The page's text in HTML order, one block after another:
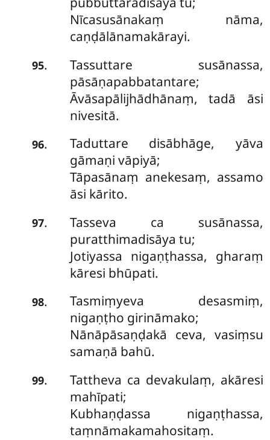
Nīcasusānakaṃ nāma,
caṇḍālānamakārayi.
95.
Tassuttare susānassa,
pāsāṇapabbatantare;
Āvāsapālijhādhānaṃ, tadā āsi
nivesitā.
96. Taduttare disābhāge, yāva
gāmaṇi vāpiyā;
Tāpasānaṃ anekesaṃ, assamo
āsi kārito.
97.
Tasseva ca susānassa,
puratthimadisāya tu;
Jotiyassa nigaṇṭhassa, gharaṃ
kāresi bhūpati.
98.
Tasmiṃyeva desasmiṃ,
nigaṇṭho girināmako;
Nānāpāsaṇḍakā ceva, vasiṃsu
samaṇā bahū.
99.
Tattheva ca devakulaṃ, akāresi
mahīpati;
Kubhaṇḍassa nigaṇṭhassa,
taṃnāmakamahositaṃ.